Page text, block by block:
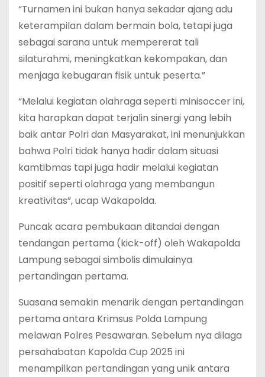
“Turnamen ini bukan hanya sekadar ajang adu
keterampilan dalam bermain bola, tetapi juga
sebagai sarana untuk mempererat tali
silaturahmi, meningkatkan kekompakan, dan
menjaga kebugaran fisik untuk peserta.”
“Melalui kegiatan olahraga seperti minisoccer ini,
kita harapkan dapat terjalin sinergi yang lebih
baik antar Polri dan Masyarakat, ini menunjukkan
bahwa Polri tidak hanya hadir dalam situasi
kamtibmas tapi juga hadir melalui kegiatan
positif seperti olahraga yang membangun
kreativitas”, ucap Wakapolda.
Puncak acara pembukaan ditandai dengan
tendangan pertama (kick-off) oleh Wakapolda
Lampung sebagai simbolis dimulainya
pertandingan pertama.
Suasana semakin menarik dengan pertandingan
pertama antara Krimsus Polda Lampung
melawan Polres Pesawaran. Sebelum nya dilaga
persahabatan Kapolda Cup 2025 ini
menampilkan pertandingan yang unik antara